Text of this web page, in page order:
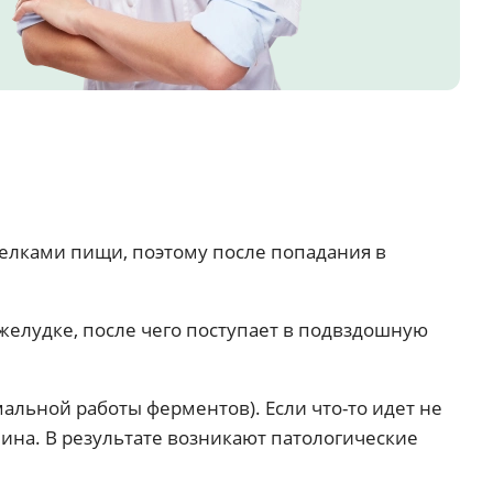
пищи, поэтому после попадания в
после чего поступает в подвздошную
работы ферментов). Если что-то идет не
В результате возникают патологические